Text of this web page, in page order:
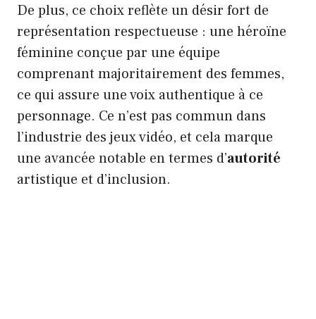
De plus, ce choix reflète un désir fort de
représentation respectueuse : une héroïne
féminine conçue par une équipe
comprenant majoritairement des femmes,
ce qui assure une voix authentique à ce
personnage. Ce n’est pas commun dans
l’industrie des jeux vidéo, et cela marque
une avancée notable en termes d’autorité
artistique et d’inclusion.